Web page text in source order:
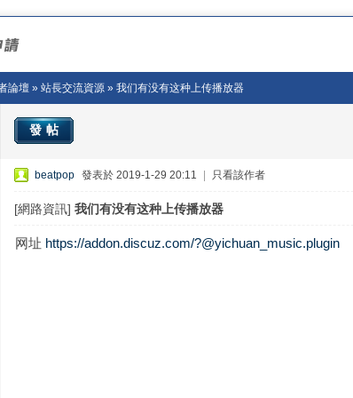
論壇 »站長交流資源 » 我们有没有这种上传播放器
發帖
beatpop 發表於 2019-1-29 20:11 只看該作者
[網路資訊] 我们有没有这种上传播放器
网址 https://addon.discuz.com/?@yichuan_music.plugin